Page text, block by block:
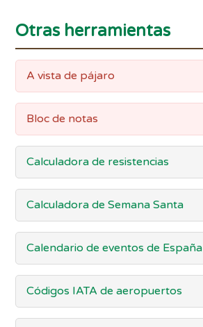
Otras herramientas
A vista de pájaro
Bloc de notas
Calculadora de resistencias
Calculadora de Semana Santa
Calendario de eventos de España
Códigos IATA de aeropuertos